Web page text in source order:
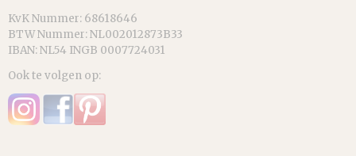
KvK Nummer: 68618646
BTW Nummer: NL002012873B33
IBAN: NL54 INGB 0007724031
Ook te volgen op: